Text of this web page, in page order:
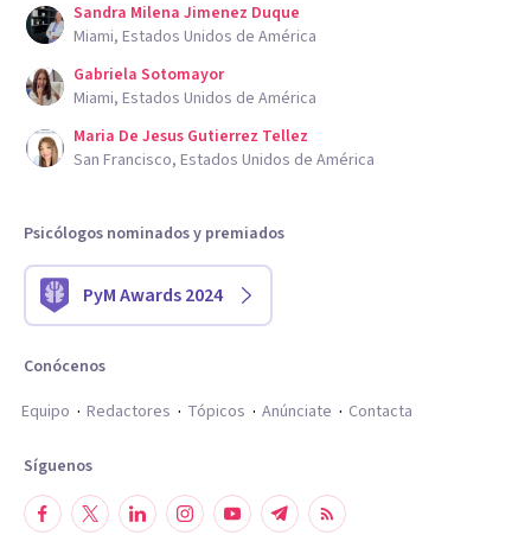
Sandra Milena Jimenez Duque
Miami, Estados Unidos de América
Gabriela Sotomayor
Miami, Estados Unidos de América
Maria De Jesus Gutierrez Tellez
San Francisco, Estados Unidos de América
Psicólogos nominados y premiados
PyM Awards 2024
Conócenos
Equipo
Redactores Tópicos Anúnciate Contacta
Síguenos